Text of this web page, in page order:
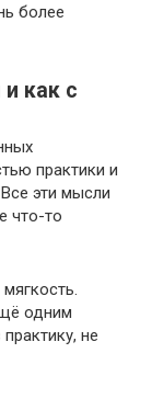
более
и как с
практики и
эти мысли
что-то
одним
не